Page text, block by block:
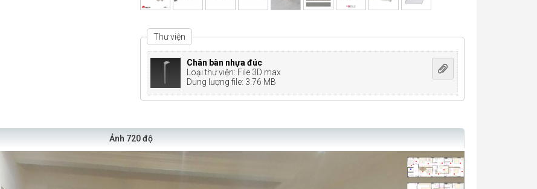
Thư viện
Chân bàn nhựa đúc
Loại thư viện: File 3D max
Dung lượng file: 3.76 MB
Ảnh 720 độ